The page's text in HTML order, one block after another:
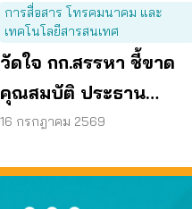
การสื่อสาร โทรคมนาคม และ
เทคโนโลยีสารสนเทศ
วัดใจ กก.สรรหา ชี้ขาด
คุณสมบัติ ประธาน
กสทช. เปิดทางคนที่ดี
16 กรกฎาคม 2569